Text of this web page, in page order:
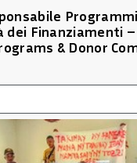
dei Finanziamenti
& Donor